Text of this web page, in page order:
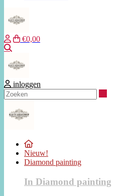
€0,00
inloggen
Nieuw!
Diamond painting
In Diamond painting